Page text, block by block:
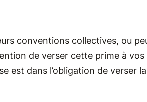
conventions collectives, ou
de verser cette prime à
est dans l’obligation de verser